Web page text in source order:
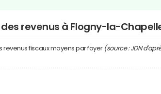
des revenus à Flogny-la-
revenus fiscaux moyens par foyer (source : JDN